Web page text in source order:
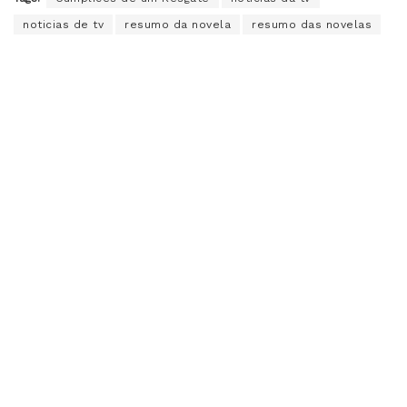
noticias de tv resumo da novela resumo das novelas